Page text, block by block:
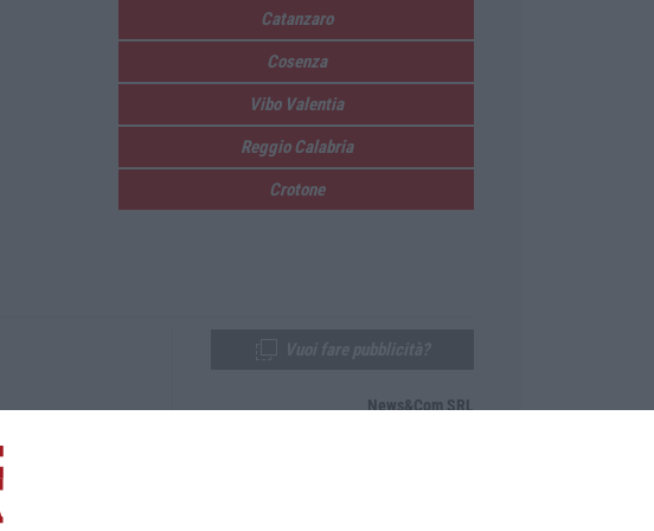
Catanzaro
Cosenza
Vibo Valentia
Reggio Calabria
Crotone
News&Com SRL